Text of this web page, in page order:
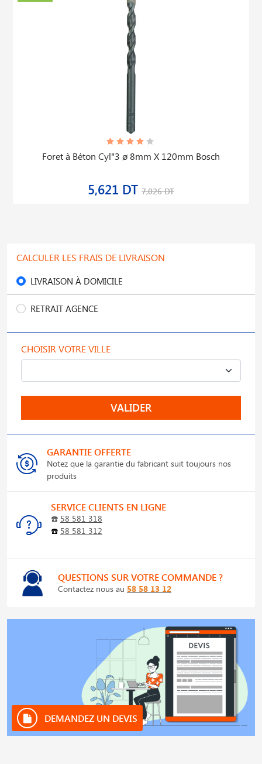
Foret à Béton Cyl"3 ø 8mm X 120mm Bosch
5,621 DT 7,026 DT
CALCULER LES FRAIS DE LIVRAISON
LIVRAISON À DOMICILE
RETRAIT AGENCE
CHOISIR VOTRE VILLE
VALIDER
GARANTIE OFFERTE
Notez que la garantie du fabricant suit toujours nos
produits
SERVICE CLIENTS EN LIGNE
☎️ 58 581 318
☎️ 58 581 312
QUESTIONS SUR VOTRE COMMANDE ?
Contactez nous au 58 58 13 12
DEMANDEZ UN DEVIS